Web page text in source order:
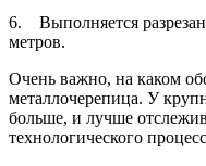
6. Выполняется
метров.
Очень важно, на каком
металлочерепица. У
больше, и лучше
технологического